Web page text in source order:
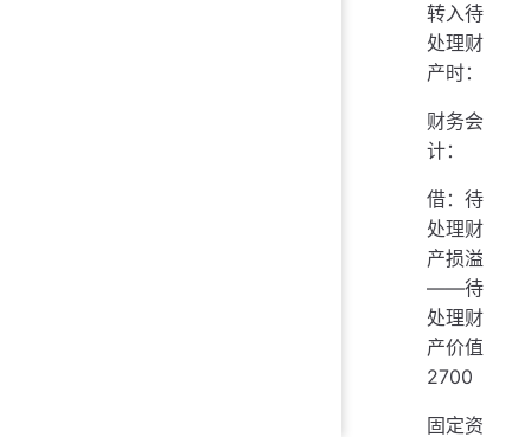
转入待
处理财
产时：
财务会
计：
借：待
处理财
产损溢
——待
处理财
产价值
2700
固定资